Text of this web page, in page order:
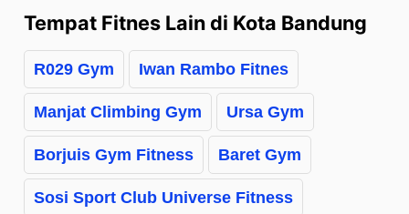
Tempat Fitnes Lain di Kota Bandung
R029 Gym Iwan Rambo Fitnes
Manjat Climbing Gym Ursa Gym
Borjuis Gym Fitness Baret Gym
Sosi Sport Club Universe Fitness